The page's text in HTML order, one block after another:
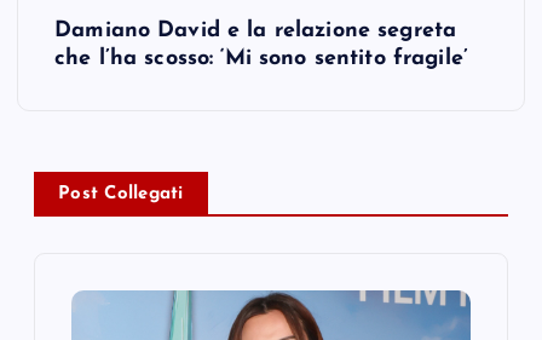
a
v
Damiano David e la relazione segreta
che l’ha scosso: ‘Mi sono sentito fragile’
Post Collegati